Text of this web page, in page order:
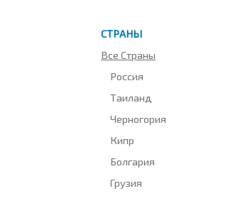
СТРАНЫ
Все Страны
Россия
Таиланд
Черногория
Кипр
Болгария
Грузия